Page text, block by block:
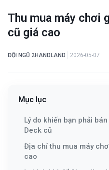
Thu mua máy chơi
cũ giá cao
ĐỘI NGŨ 2HANDLAND 2026-05-07
Mục lục
Lý do khiến bạn phải
Deck cũ
Địa chỉ thu mua máy
cao